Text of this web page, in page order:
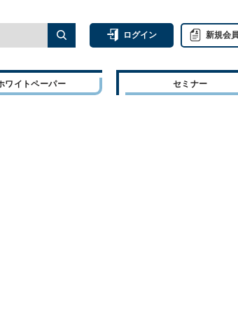
ログイン 新規会
ワイトペーパー セミナー